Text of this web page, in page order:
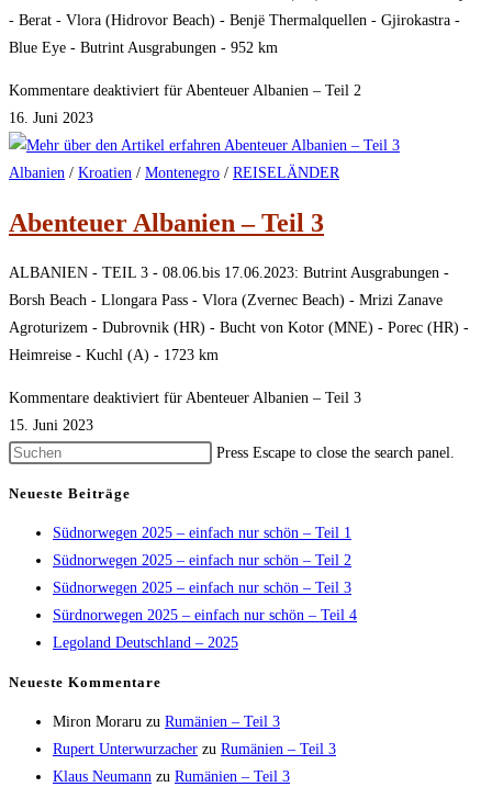
- Berat - Vlora (Hidrovor Beach) - Benjë Thermalquellen - Gjirokastra -
Blue Eye - Butrint Ausgrabungen - 952 km
Kommentare deaktiviert für Abenteuer Albanien – Teil 2
16. Juni 2023
Albanien / Kroatien / Montenegro / REISELÄNDER
Abenteuer Albanien – Teil 3
ALBANIEN - TEIL 3 - 08.06.bis 17.06.2023: Butrint Ausgrabungen -
Borsh Beach - Llongara Pass - Vlora (Zvernec Beach) - Mrizi Zanave
Agroturizem - Dubrovnik (HR) - Bucht von Kotor (MNE) - Porec (HR) -
Heimreise - Kuchl (A) - 1723 km
Kommentare deaktiviert für Abenteuer Albanien – Teil 3
15. Juni 2023
Press Escape to close the search panel.
Neueste Beiträge
Südnorwegen 2025 – einfach nur schön – Teil 1
Südnorwegen 2025 – einfach nur schön – Teil 2
Südnorwegen 2025 – einfach nur schön – Teil 3
Sürdnorwegen 2025 – einfach nur schön – Teil 4
Legoland Deutschland – 2025
Neueste Kommentare
Miron Moraru zu Rumänien – Teil 3
Rupert Unterwurzacher zu Rumänien – Teil 3
Klaus Neumann zu Rumänien – Teil 3